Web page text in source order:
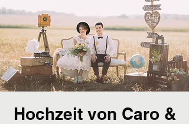
Hochzeit von Caro &